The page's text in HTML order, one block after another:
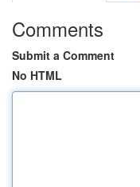
Comments
Submit a Comment
No HTML